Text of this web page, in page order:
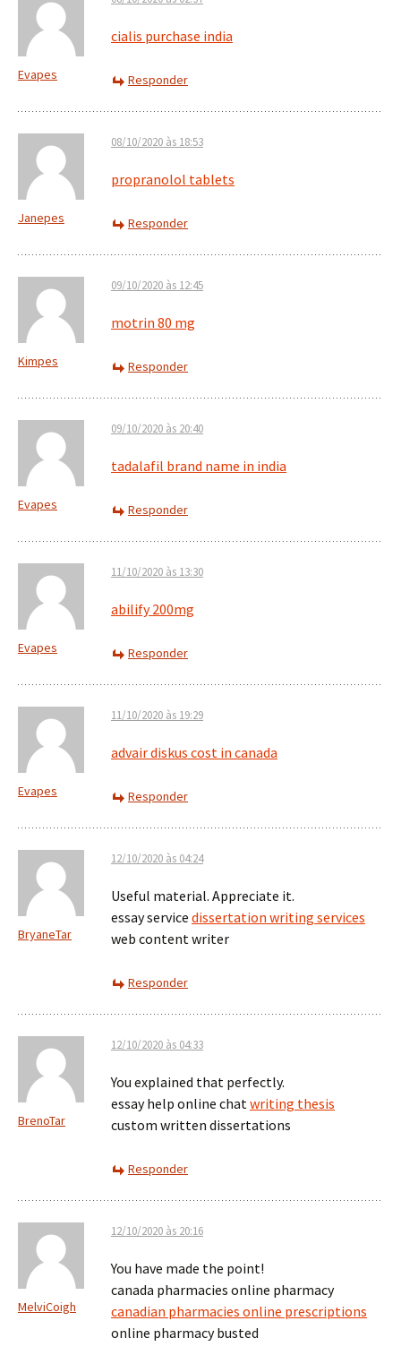
Evapes
cialis purchase india
Responder
Janepes
08/10/2020 às 18:53
propranolol tablets
Responder
Kimpes
09/10/2020 às 12:45
motrin 80 mg
Responder
Evapes
09/10/2020 às 20:40
tadalafil brand name in india
Responder
Evapes
11/10/2020 às 13:30
abilify 200mg
Responder
Evapes
11/10/2020 às 19:29
advair diskus cost in canada
Responder
BryaneTar
12/10/2020 às 04:24
Useful material. Appreciate it.
essay service dissertation writing services
web content writer
Responder
BrenoTar
12/10/2020 às 04:33
You explained that perfectly.
essay help online chatwriting thesis
custom written dissertations
Responder
MelviCoigh
12/10/2020 às 20:16
You have made the point!
canada pharmacies online pharmacy
canadian pharmacies online prescriptions
online pharmacy busted